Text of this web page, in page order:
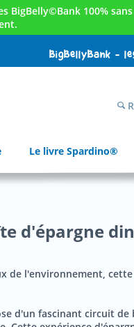
BigBelly©Bank 100%
BigBellyBank -
Le livre Spardino®
d'épargne
de l'environnement,
d'un fascinant circuit